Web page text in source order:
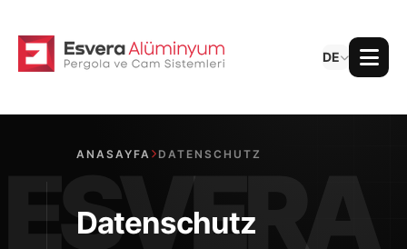
DE
ANASAYFA DATENSCHUTZ
Datenschutz